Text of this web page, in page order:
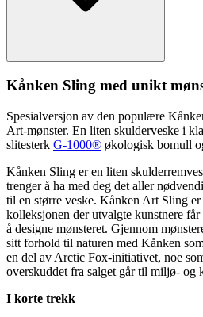
Kånken Sling med unikt
Spesialversjon av den populære
Art-mønster. En liten skulderveske i
slitesterk G-1000® økologisk bomull
Kånken Sling er en liten
trenger å ha med deg det aller
til en større veske. Kånken Art Sling
kolleksjonen der utvalgte kunstnere
å designe mønsteret. Gjennom
sitt forhold til naturen med Kånken
en del av Arctic Fox-initiativet, noe
overskuddet fra salget går til miljø- og
I korte trekk